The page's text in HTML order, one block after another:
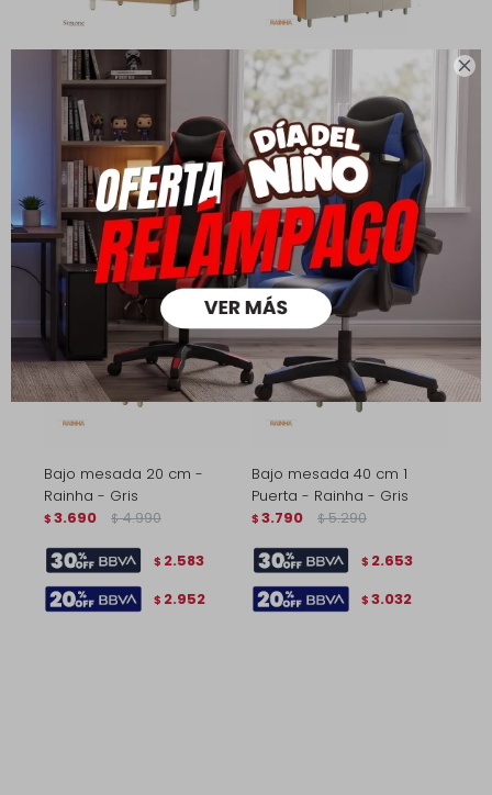

Bajo mesada 2 puertas 1
Cajón 80 cm - Simone
5.790 $ 7.990
$4.053
$ 4.632
Kit de Cocina - 5 puertas 2
cajones - Realeza
$ 12.490 17.390
$ 8.743
$9.992
Bajo mesada 20 cm -
Rainha - Gris
$ 3.690 $ 4.990
$ 2.583
$ 2.952
Bajo mesada 40 cm 1
Puerta - Rainha - Gris
$ 3.790 $ 5.290
$ 2.653
$ 3.032